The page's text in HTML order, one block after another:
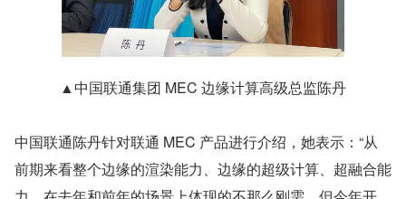
▲中国联通集团 MEC 边缘计算高级总监陈丹
中国联通陈丹针对联通 MEC 产品进行介绍，她表示：“从
前期来看整个边缘的渲染能力、边缘的超级计算、超融合能